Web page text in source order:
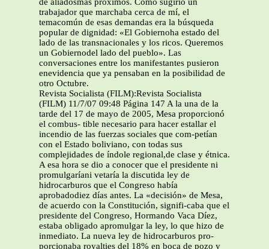
de aliadosmás próximos. Como sugirió un
trabajador que marchaba cerca de mí, el
temacomún de esas demandas era la búsqueda
popular de dignidad: «El Gobiernoha estado del
lado de las transnacionales y los ricos. Queremos
un Gobiernodel lado del pueblo». Las
conversaciones entre los manifestantes pusieron
enevidencia que ya pensaban en la posibilidad de
otro Octubre.
Revista Socialista (FILM):Revista Socialista
(FILM) 11/7/07 09:48 Página 147 A la una de la
tarde del 17 de mayo de 2005, Mesa proporcionó
el combus- tible necesario para hacer estallar el
incendio de las fuerzas sociales que com-petían
con el Estado boliviano, con todas sus
complejidades de índole regional,de clase y étnica.
A esa hora se dio a conocer que el presidente ni
promulgaríani vetaría la discutida ley de
hidrocarburos que el Congreso había
aprobadodiez días antes. La «decisión» de Mesa,
de acuerdo con la Constitución, signifi-caba que el
presidente del Congreso, Hormando Vaca Díez,
estaba obligado apromulgar la ley, lo que hizo de
inmediato. La nueva ley de hidrocarburos pro-
porcionaba royalties del 18% en boca de pozo y